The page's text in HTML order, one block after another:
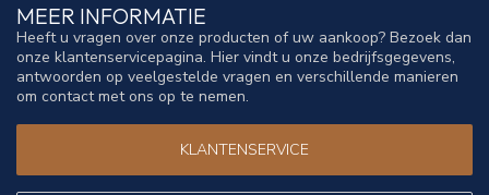
MEER INFORMATIE
Heeft u vragen over onze producten of uw aankoop? Bezoek dan
onze klantenservicepagina. Hier vindt u onze bedrijfsgegevens,
antwoorden op veelgestelde vragen en verschillende manieren
om contact met ons op te nemen.
KLANTENSERVICE